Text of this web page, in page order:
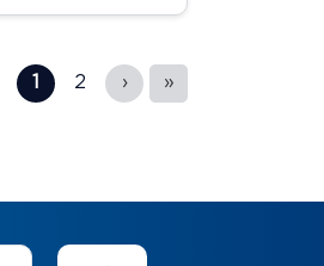
1 2 › »